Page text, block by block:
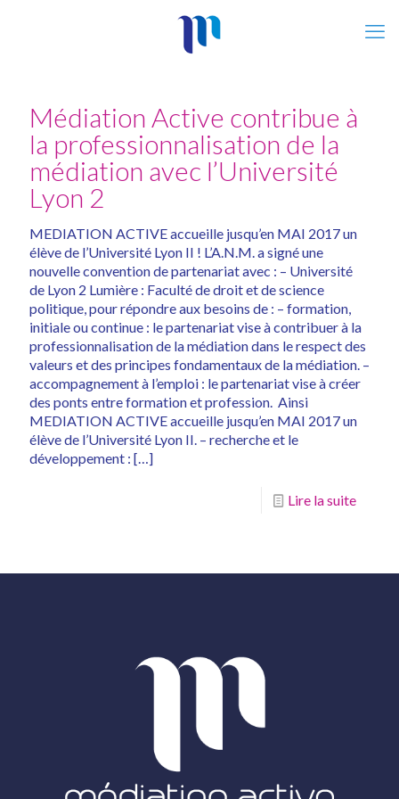
Médiation Active contribue à
la professionnalisation de la
médiation avec l’Université
Lyon 2
MEDIATION ACTIVE accueille jusqu’en MAI 2017 un
élève de l’Université Lyon II ! L’A.N.M. a signé une
nouvelle convention de partenariat avec : – Université
de Lyon 2 Lumière : Faculté de droit et de science
politique, pour répondre aux besoins de : – formation,
initiale ou continue : le partenariat vise à contribuer à la
professionnalisation de la médiation dans le respect des
valeurs et des principes fondamentaux de la médiation. –
accompagnement à l’emploi : le partenariat vise à créer
des ponts entre formation et profession. Ainsi
MEDIATION ACTIVE accueille jusqu’en MAI 2017 un
élève de l’Université Lyon II. – recherche et le
développement : […]
Lire la suite